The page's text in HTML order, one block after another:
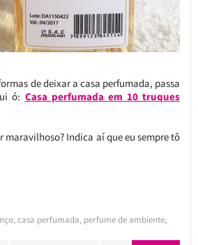
de deixar a casa perfumada, passa
ó: Casa perfumada em 10 truques
maravilhoso? Indica aí que eu sempre tô
,casa perfumada, perfume de ambiente,